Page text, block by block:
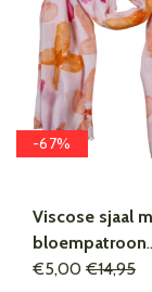
-67%
Viscose sjaal
bloempatroon
oranje/fuchsia *
€5,00 €14,95